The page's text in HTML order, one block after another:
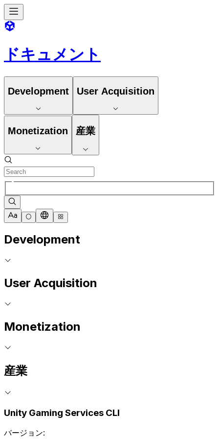
ドキュメント
Development User Acquisition
Monetization 産業
Development
User Acquisition
Monetization
産業
Unity Gaming Services CLI
バージョン: